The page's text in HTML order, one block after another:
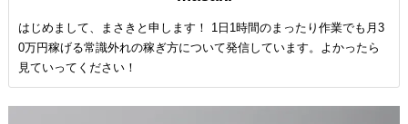
はじめまして、まさきと申します！ 1日1時間のまったり作業でも月3
0万円稼げる常識外れの稼ぎ方について発信しています。よかったら
見ていってください！